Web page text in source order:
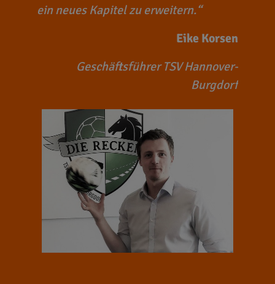
ein neues Kapitel zu erweitern.
Eike Korsen
Geschäftsführer TSV Hannover-
Burgdorf